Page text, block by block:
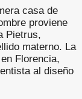
casa de
proviene
Pietrus,
materno. La
Florencia,
al diseño